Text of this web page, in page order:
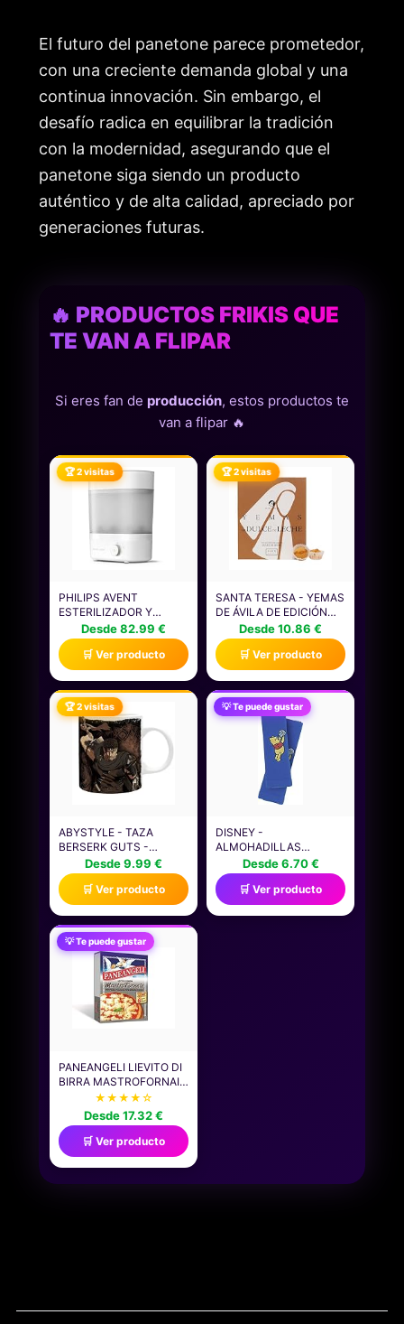
El futuro del panetone parece prometedor,
con una creciente demanda global y una
continua innovación. Sin embargo, el
desafío radica en equilibrar la tradición
con la modernidad, asegurando que el
panetone siga siendo un producto
auténtico y de alta calidad, apreciado por
generaciones futuras.
🔥 PRODUCTOS FRIKIS QUE
TE VAN A FLIPAR
Si eres fan de producción, estos productos te
van a flipar 🔥
🏆 2 visitas
PHILIPS AVENT
ESTERILIZADOR Y
SECADOR DE
BIBERONES DE ALTA
CALIDAD, ELIMINA EL
99,9% DE LAS
BACTERIAS, SIN
PRODUCTOS QUÍMICOS,
CAPACIDAD PARA 6
BIBERONES/TETINAS/ACCESORIOS,
MODELO SCF293/00
Desde 82.99 €
🛒 Ver producto
🏆 2 visitas
SANTA TERESA - YEMAS
DE ÁVILA DE EDICIÓN
LIMITADA CON DULCE
DE LECHE | DULCE
CENTENARIO
ARTESANAL CON
INGREDIENTES 100%
NATURALES | CAJA
REGALO GOURMET
Desde 10.86 €
🛒 Ver producto
🏆 2 visitas
ABYSTYLE - TAZA
BERSERK GUTS -
PRODUCTO OFICIAL -
320 ML - CERÁMICA DE
ALTA CALIDAD - DISEÑO
DARK FANTASY
Desde 9.99 €
🛒 Ver producto
💡 Te puede gustar
DISNEY -
ALMOHADILLAS
PROTECTORAS PARA
CINTURÓN DE
SEGURIDAD, DISEÑO
DIBUJOS ANIMADOS.
NO SOLO PARA EL
Desde 6.70 €
🛒 Ver producto
💡 Te puede gustar
PANEANGELI LIEVITO DI
BIRRA MASTROFORNAIO
LEVADURA PARA
CERVEZA DULCE Y
SALADA, 6 BOLSAS DE 7
G (42 G) LEVADURA
DESHIDRATADA 100%
PRODUCTO ITALIANO
★★★★☆
Desde 17.32 €
🛒 Ver producto